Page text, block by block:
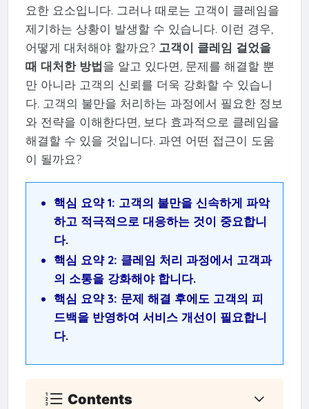
요한 요소입니다. 그러나 때로는 고객이 클레임을
제기하는 상황이 발생할 수 있습니다. 이런 경우,
어떻게 대처해야 할까요? 고객이 클레임 걸었을
때 대처한 방법을 알고 있다면, 문제를 해결할 뿐
만 아니라 고객의 신뢰를 더욱 강화할 수 있습니
다. 고객의 불만을 처리하는 과정에서 필요한 정보
와 전략을 이해한다면, 보다 효과적으로 클레임을
해결할 수 있을 것입니다. 과연 어떤 접근이 도움
이 될까요?
핵심 요약 1: 고객의 불만을 신속하게 파악
하고 적극적으로 대응하는 것이 중요합니
다.
핵심 요약 2: 클레임 처리 과정에서 고객과
의 소통을 강화해야 합니다.
핵심 요약 3: 문제 해결 후에도 고객의 피
드백을 반영하여 서비스 개선이 필요합니
다.
Contents